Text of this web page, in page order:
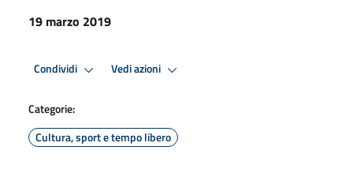
19 marzo 2019
Condividi Vedi azioni
Categorie:
Cultura, sport e tempo libero